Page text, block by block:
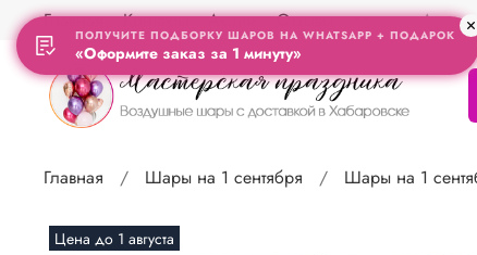
Главная Контакты Акции Отзывы Адрес
Главная Шары на 1 сентября Шары на 1
Цена до 1 августа
ПОЛУЧИТЕ ПОДБОРКУ ШАРОВ НА WHATSAPP + ПОДАРОК
«Оформите заказ за 1 минуту»